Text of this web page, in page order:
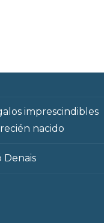
imprescindibles
nacido
Denais